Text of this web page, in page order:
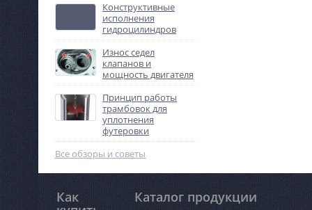
Конструктивные
исполнения
гидроцилиндров
Износ седел
клапанов и
мощность двигателя
Принцип работы
трамбовок для
уплотнения
футеровки
Все обзоры и советы
Как Каталог продукции